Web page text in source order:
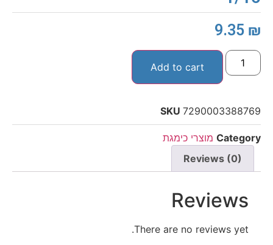
9.35 ₪
Add to cart
SKU 7290003388769
Category מוצרי כימגת
Reviews (0)
Reviews
There are no reviews yet.